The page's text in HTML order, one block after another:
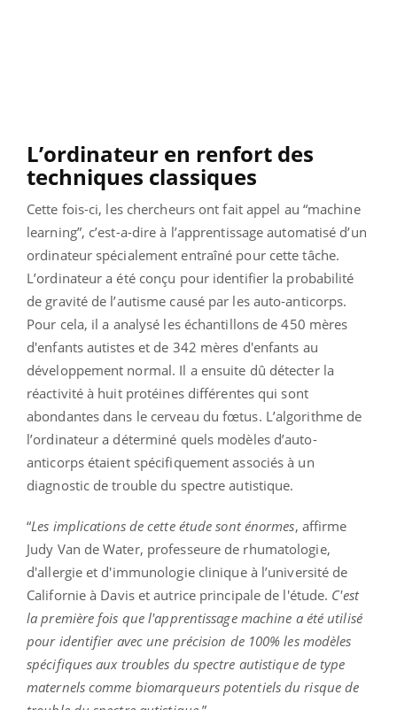
L’ordinateur en renfort des
techniques classiques
Cette fois-ci, les chercheurs ont fait appel au “machine
learning”, c’est-a-dire à l’apprentissage automatisé d’un
ordinateur spécialement entraîné pour cette tâche.
L’ordinateur a été conçu pour identifier la probabilité
de gravité de l’autisme causé par les auto-anticorps.
Pour cela, il a analysé les échantillons de 450 mères
d'enfants autistes et de 342 mères d'enfants au
développement normal. Il a ensuite dû détecter la
réactivité à huit protéines différentes qui sont
abondantes dans le cerveau du fœtus. L’algorithme de
l’ordinateur a déterminé quels modèles d’auto-
anticorps étaient spécifiquement associés à un
diagnostic de trouble du spectre autistique.
“Les implications de cette étude sont énormes, affirme
Judy Van de Water, professeure de rhumatologie,
d'allergie et d'immunologie clinique à l’université de
Californie à Davis et autrice principale de l'étude. C'est
la première fois que l'apprentissage machine a été utilisé
pour identifier avec une précision de 100% les modèles
spécifiques aux troubles du spectre autistique de type
maternels comme biomarqueurs potentiels du risque de